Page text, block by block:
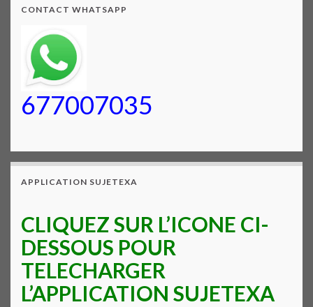
CONTACT WHATSAPP
677007035
APPLICATION SUJETEXA
CLIQUEZ SUR L’ICONE CI-
DESSOUS POUR
TELECHARGER
L’APPLICATION SUJETEXA